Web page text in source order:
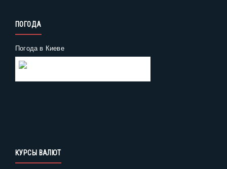
ПОГОДА
Погода в Киеве
КУРСЫ ВАЛЮТ